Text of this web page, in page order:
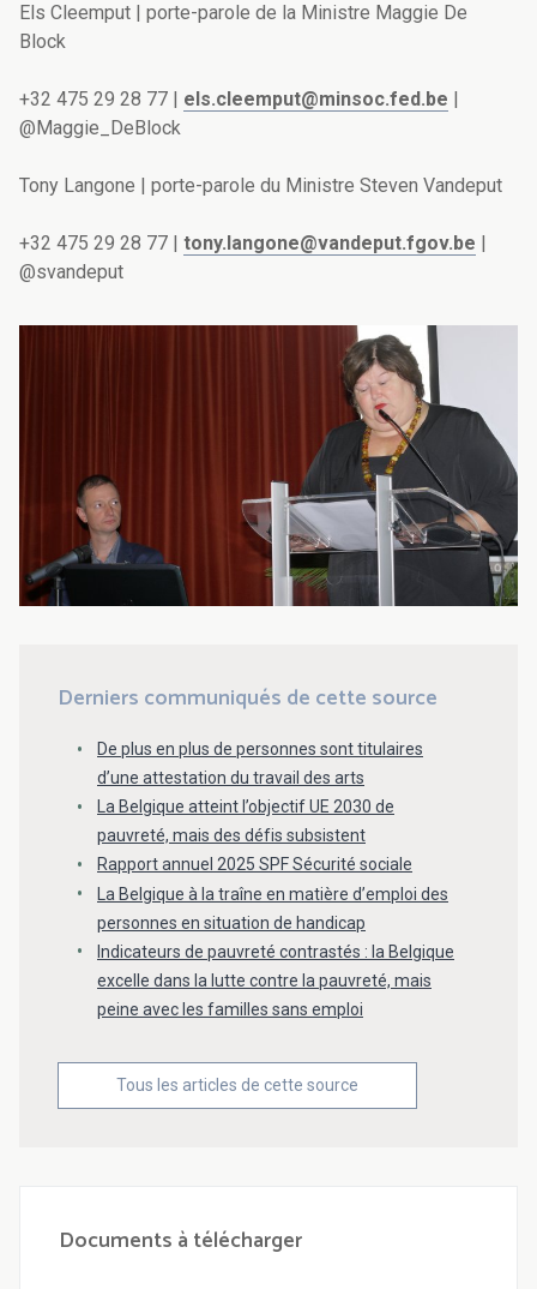
Els Cleemput | porte-parole de la Ministre Maggie De
Block
+32 475 29 28 77 | els.cleemput@minsoc.fed.be
@Maggie_DeBlock
Tony Langone | porte-parole du Ministre Steven Vandeput
+32 475 29 28 77 | tony.langone@vandeput.fgov.be
@svandeput
Derniers communiqués de cette source
De plus en plus de personnes sont titulaires
d’une attestation du travail des arts
La Belgique atteint l’objectif UE 2030 de
pauvreté, mais des défis subsistent
Rapport annuel 2025 SPF Sécurité sociale
La Belgique à la traîne en matière d’emploi des
personnes en situation de handicap
Indicateurs de pauvreté contrastés : la Belgique
excelle dans la lutte contre la pauvreté, mais
peine avec les familles sans emploi
Tous les articles de cette source
Documents à télécharger